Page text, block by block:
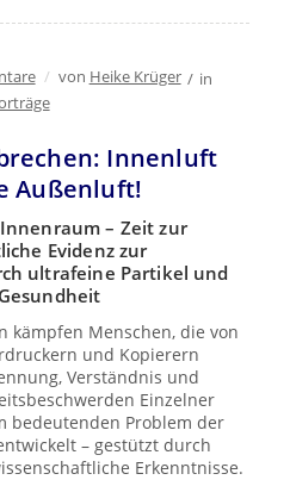
/ von Heike Krüger / in
Innenluft
Außenluft!
– Zeit zur
Evidenz zur
ultrafeine Partikel und
kämpfen Menschen, die von
und Kopierern
Verständnis und
Einzelner
bedeutenden Problem der
– gestützt durch
Erkenntnisse.